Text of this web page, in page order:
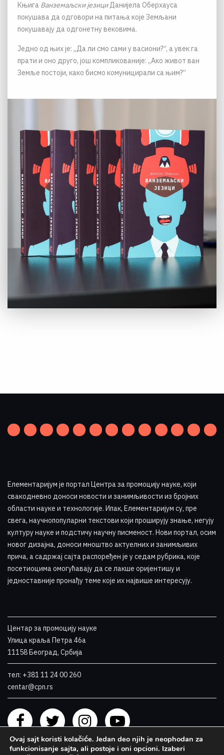
Књига Ванземаљски језициДанијела Оберхауса
покушава да одговори на питања које Земљани
покушавају да одгонетну вековима.
Једно од њих је: „Да ли смо сами у васиони?“, а увек га
прати и оно друго, још компликованије: „Ако живот ван
Земље постоји, како бисмо комуницирали са њим?“
Елементаријум је портал Центра за промоцију науке, који
свакодневно доноси новости и занимљивости из бројних
области науке и технологије. Ипак, Елементаријум су, пре
свега, научнопопуларни текстови који проширују знање, негују
културу науке и подстичу научну писменост. Нови портал, осим
новог дизајна, доноси мноштво актуелних и занимљивих
прича, а садржај сајта распоређен је у седам рубрика, које
посетиоцима омогућавају да се лакше оријентишу и
једноставније пронађу теме које их највише интересују.
Центар за промоцију науке
Улица краља Петра 46a
11158 Београд, Србија
тел: +381 11 24 00 260
centar@cpn.rs
Ovaj sajt koristi kolačiće. Jedan deo njih je neophodan za
funkcionisanje sajta, ali postoje i oni opcioni. Izaberi